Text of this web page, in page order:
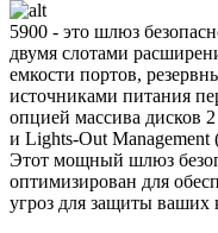
5900 - это шлюз
двумя слотами
емкости портов,
источниками питания
опцией массива дисков
и Lights-Out Management
Этот мощный шлюз
оптимизирован для
угроз для защиты ваших